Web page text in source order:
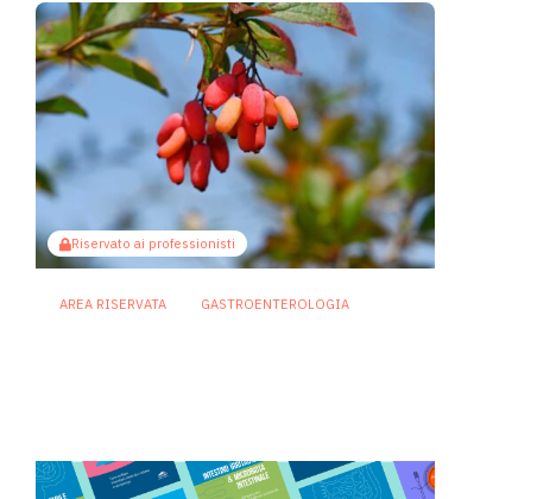
Riservato ai professionisti
AREA RISERVATA GASTROENTEROLOGIA